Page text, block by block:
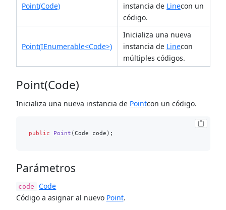
Point(Code)
instancia de Linecon un
código.
Point(IEnumerable<Code>)
Inicializa una nueva
instancia de Linecon
múltiples códigos.
Point(Code)
Inicializa una nueva instancia de Pointcon un código.
public Point (Code code )
Parámetros
code
Code
Código a asignar al nuevo Point.